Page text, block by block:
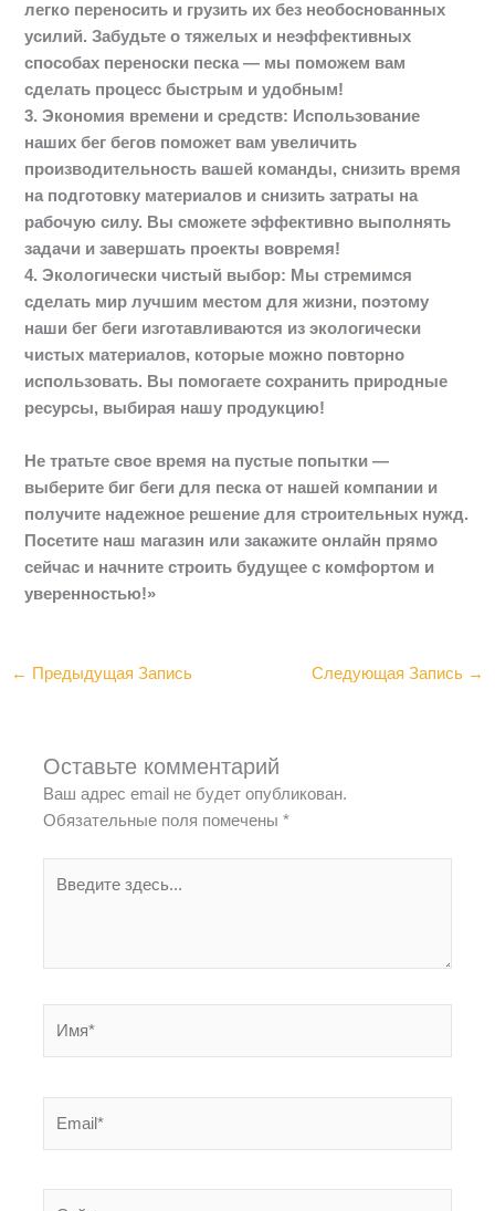
легко переносить и грузить их без необоснованных
усилий. Забудьте о тяжелых и неэффективных
способах переноски песка — мы поможем вам
сделать процесс быстрым и удобным!
3. Экономия времени и средств: Использование
наших бег бегов поможет вам увеличить
производительность вашей команды, снизить время
на подготовку материалов и снизить затраты на
рабочую силу. Вы сможете эффективно выполнять
задачи и завершать проекты вовремя!
4. Экологически чистый выбор: Мы стремимся
сделать мир лучшим местом для жизни, поэтому
наши бег беги изготавливаются из экологически
чистых материалов, которые можно повторно
использовать. Вы помогаете сохранить природные
ресурсы, выбирая нашу продукцию!
Не тратьте свое время на пустые попытки —
выберите биг беги для песка от нашей компании и
получите надежное решение для строительных нужд.
Посетите наш магазин или закажите онлайн прямо
сейчас и начните строить будущее с комфортом и
уверенностью!»
← Предыдущая Запись Следующая Запись →
Оставьте комментарий
Ваш адрес email не будет опубликован.
Обязательные поля помечены*
здесь...